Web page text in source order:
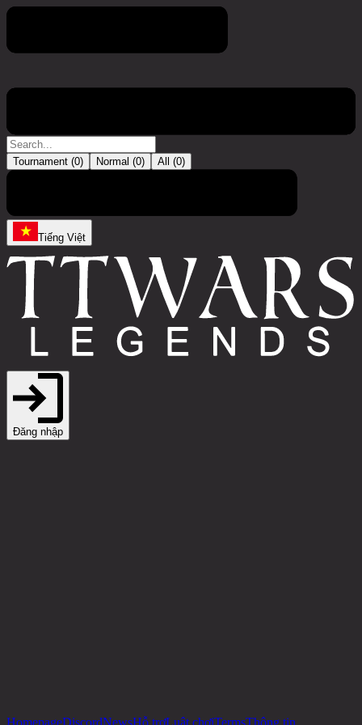
Tiếng Việt
Đăng nhập
Vòng đấu
Tournament (0) Normal (0) All (0)
HomepageDiscordNewsHỗ trợLuật chơiTermsThông tin